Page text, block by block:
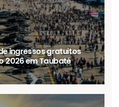
ingressos gratuitos
2026 em Taubaté